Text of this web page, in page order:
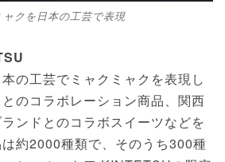
クを日本の工芸で表現
の工芸でミャクミャクを表現し
のコラボレーション商品、関西
ンドとのコラボスイーツなどを
約2000種類で、そのうち300種